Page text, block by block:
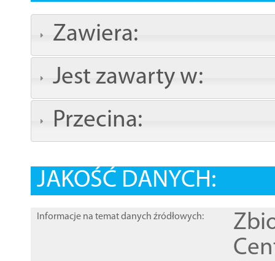
Zawiera:
Jest zawarty w:
Przecina:
JAKOŚĆ DANYCH:
Informacje na temat danych źródłowych: